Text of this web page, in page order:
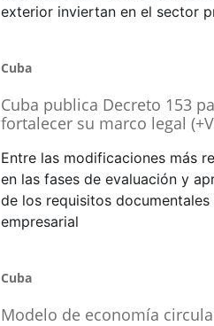
exterior inviertan en el sector
Cuba
Cuba publica Decreto 153
fortalecer su marco legal
Entre las modificaciones más
en las fases de evaluación y
de los requisitos
empresarial
Cuba
Modelo de economía